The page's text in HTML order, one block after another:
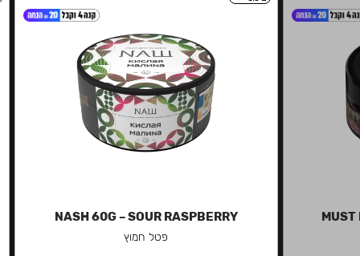
MUST
NASH 60G – SOUR RASPBERRY
פטל חמוץ